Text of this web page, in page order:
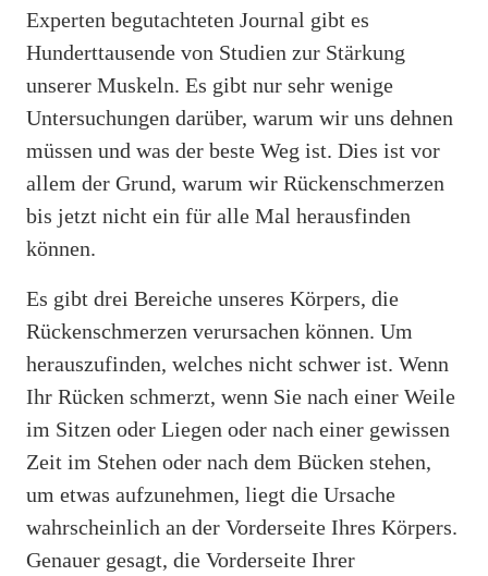
Experten begutachteten Journal gibt es
Hunderttausende von Studien zur Stärkung
unserer Muskeln. Es gibt nur sehr wenige
Untersuchungen darüber, warum wir uns dehnen
müssen und was der beste Weg ist. Dies ist vor
allem der Grund, warum wir Rückenschmerzen
bis jetzt nicht ein für alle Mal herausfinden
können.
Es gibt drei Bereiche unseres Körpers, die
Rückenschmerzen verursachen können. Um
herauszufinden, welches nicht schwer ist. Wenn
Ihr Rücken schmerzt, wenn Sie nach einer Weile
im Sitzen oder Liegen oder nach einer gewissen
Zeit im Stehen oder nach dem Bücken stehen,
um etwas aufzunehmen, liegt die Ursache
wahrscheinlich an der Vorderseite Ihres Körpers.
Genauer gesagt, die Vorderseite Ihrer